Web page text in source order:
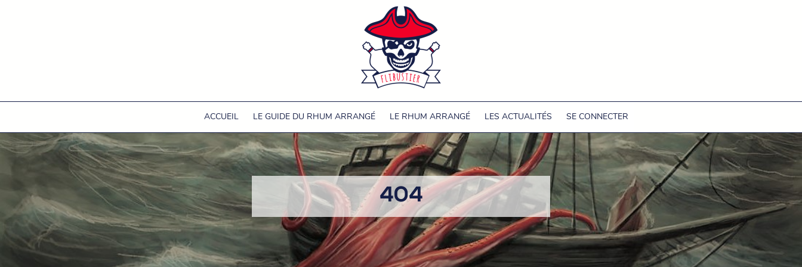
ACCUEIL LE GUIDE DU RHUM ARRANGÉ LE RHUM ARRANGÉ LES ACTUALITÉS SE CONNECTER
404